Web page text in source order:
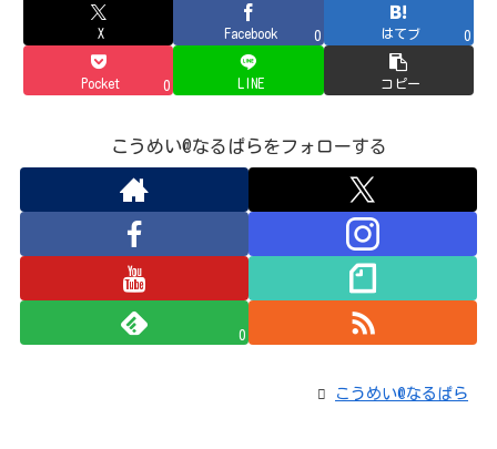
X Facebook 0 はてブ 0
Pocket 0 LINE コピー
こうめい@なるぱらをフォローする
0
こうめい@なるぱら